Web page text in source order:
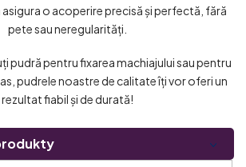
o acoperire precisă și perfectă, fără
pete sau neregularități.
pudră pentru fixarea machiajului sau pentru
pudrele noastre de calitate îți vor oferi un
rezultat fiabil și de durată!